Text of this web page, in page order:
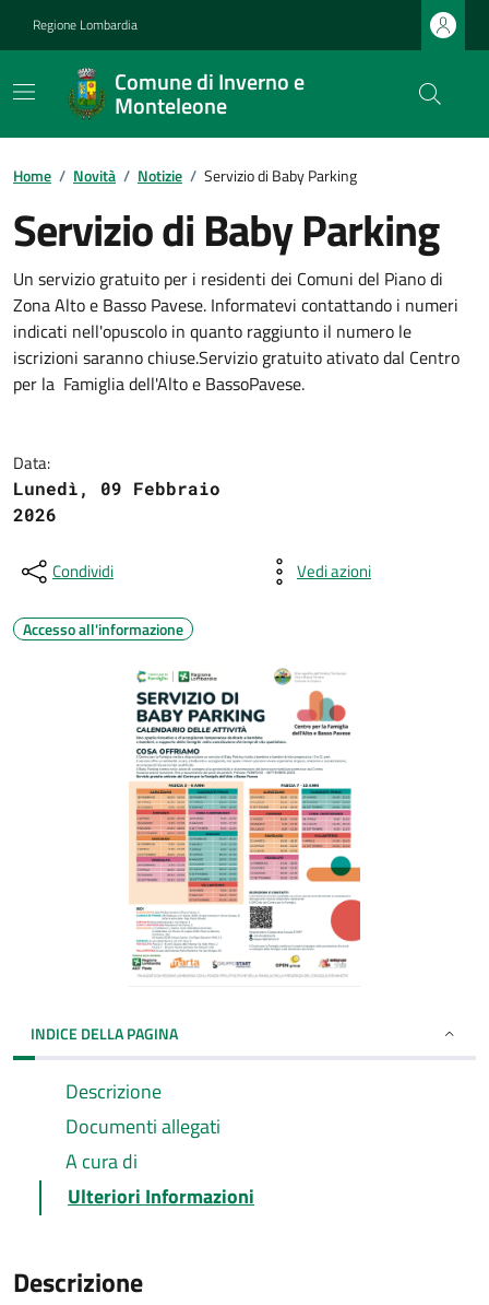
Regione Lombardia
Comune di Inverno e
Monteleone
Home / Novità / Notizie / Servizio di Baby Parking
Servizio di Baby Parking
Un servizio gratuito per i residenti dei Comuni del Piano di
Zona Alto e Basso Pavese. Informatevi contattando i numeri
indicati nell'opuscolo in quanto raggiunto il numero le
iscrizioni saranno chiuse.Servizio gratuito ativato dal Centro
per la Famiglia dell'Alto e BassoPavese.
Data:
Lunedì, 09 Febbraio
2026
Condividi Vedi azioni
Accesso all'informazione
INDICE DELLA PAGINA
Descrizione
Documenti allegati
A cura di
Ulteriori Informazioni
Descrizione